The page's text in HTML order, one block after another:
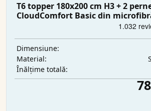
T6 topper 180x200 cm H3 + 2
CloudComfort Basic din
Dimensiune:
Material:
Înălțime totală: